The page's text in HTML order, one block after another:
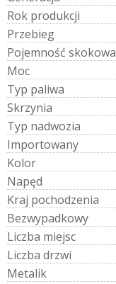
Rok produkcji
Przebieg
Pojemność skokowa
Moc
Typ paliwa
Skrzynia
Typ nadwozia
Importowany
Kolor
Napęd
Kraj pochodzenia
Bezwypadkowy
Liczba miejsc
Liczba drzwi
Metalik